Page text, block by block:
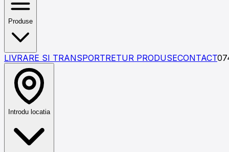
Produse
LIVRARE SI TRANSPORTRETUR PRODUSECONTACT
Introdu locatia